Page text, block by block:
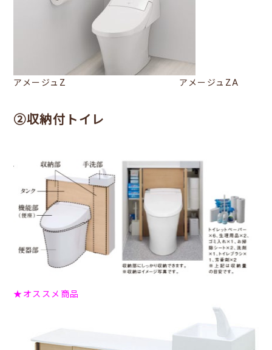
アメージュZ アメージュZA
②収納付トイレ
★オススメ商品